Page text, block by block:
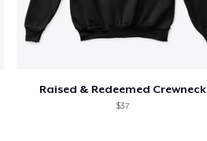
Raised & Redeemed Crewneck
$37